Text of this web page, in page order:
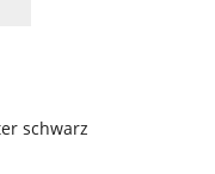
schwarz